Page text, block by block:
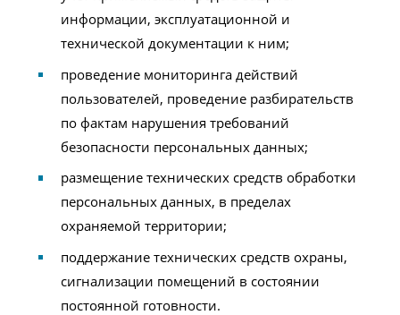
информации, эксплуатационной и
технической документации к ним;
проведение мониторинга действий
пользователей, проведение разбирательств
по фактам нарушения требований
безопасности персональных данных;
размещение технических средств обработки
персональных данных, в пределах
охраняемой территории;
поддержание технических средств охраны,
сигнализации помещений в состоянии
постоянной готовности.